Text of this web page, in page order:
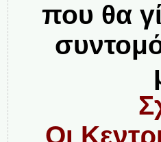
που θα
Οι